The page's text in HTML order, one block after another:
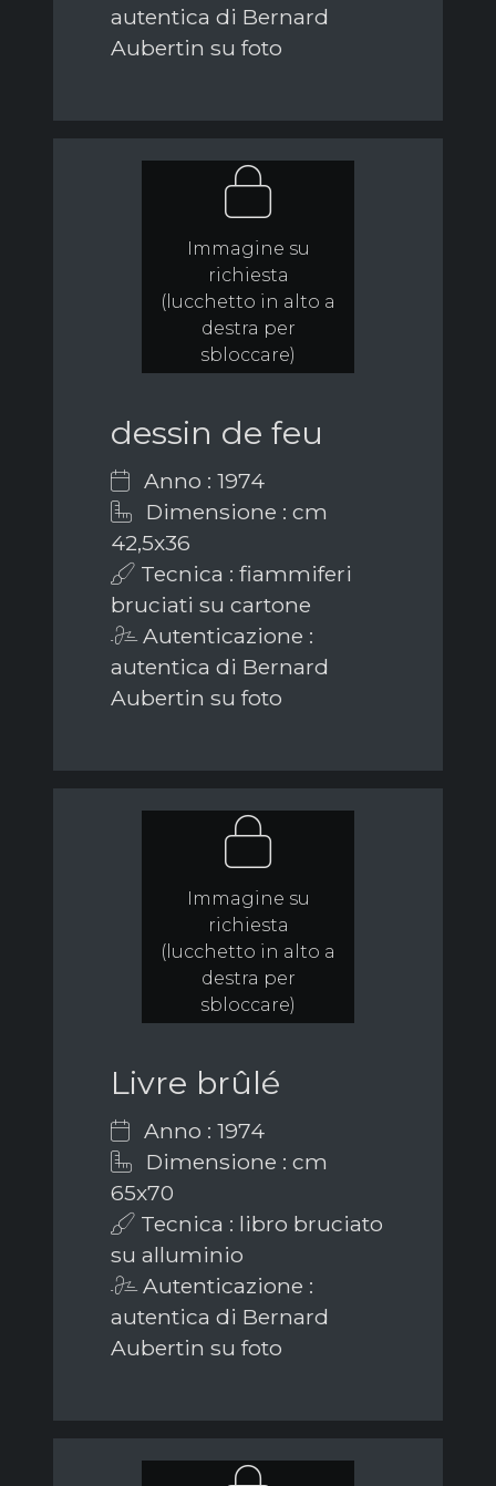
autentica di Bernard
Aubertin su foto
Immagine su
richiesta
(lucchetto in alto a
destra per
sbloccare)
dessin de feu
Anno : 1974
Dimensione : cm
42,5x36
Tecnica : fiammiferi
bruciati su cartone
Autenticazione :
autentica di Bernard
Aubertin su foto
Immagine su
richiesta
(lucchetto in alto a
destra per
sbloccare)
Livre brûlé
Anno : 1974
Dimensione : cm
65x70
Tecnica : libro bruciato
su alluminio
Autenticazione :
autentica di Bernard
Aubertin su foto